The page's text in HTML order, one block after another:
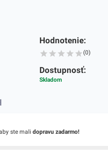
Hodnotenie:
(0)
Dostupnosť:
Skladom
ste mali dopravu zadarmo!